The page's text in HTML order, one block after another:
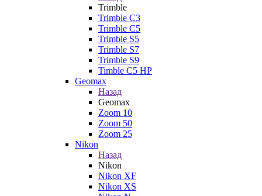
Trimble
Trimble C3
Trimble C5
Trimble S5
Trimble S7
Trimble S9
Timble C5 HP
Geomax
Назад
Geomax
Zoom 10
Zoom 50
Zoom 25
Nikon
Назад
Nikon
Nikon XF
Nikon XS